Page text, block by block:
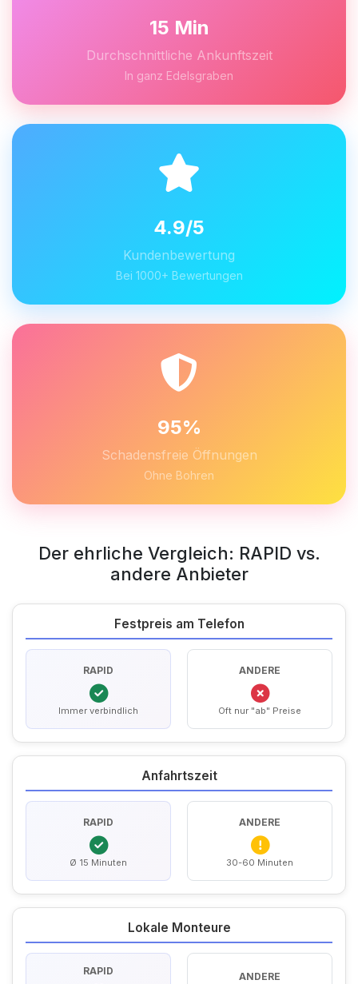
15 Min
Durchschnittliche Ankunftszeit
In ganz Edelsgraben
4.9/5
Kundenbewertung
Bei 1000+ Bewertungen
95%
Schadensfreie Öffnungen
Ohne Bohren
Der ehrliche Vergleich: RAPID vs.
andere Anbieter
Festpreis am Telefon
RAPID
Immer verbindlich
ANDERE
Oft nur "ab" Preise
Anfahrtszeit
RAPID
Ø 15 Minuten
ANDERE
30-60 Minuten
Lokale Monteure
RAPID ANDERE